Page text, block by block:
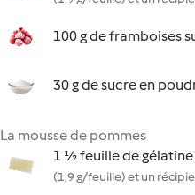
100 g de framboises
30 g de sucre en
La mousse de pommes
1 ½ feuille de
(1,9 g/feuille) et un